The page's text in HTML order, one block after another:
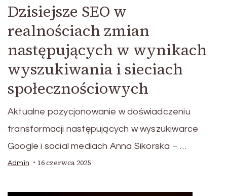
Dzisiejsze SEO w
realnościach zmian
następujących w wynikach
wyszukiwania i sieciach
społecznościowych
Aktualne pozycjonowanie w doświadczeniu
transformacji następujących w wyszukiwarce
Google i social mediach Anna Sikorska – …
Admin 16 czerwca 2025